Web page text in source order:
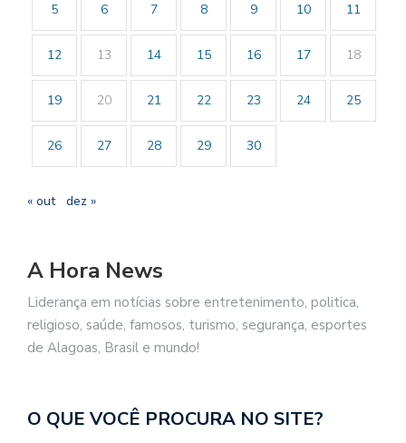
5 6 7 8 9 10 11
12 13 14 15 16 17 18
19 20 21 22 23 24 25
26 27 28 29 30
« out dez »
A Hora News
Liderança em notícias sobre entretenimento, politica,
religioso, saúde, famosos, turismo, segurança, esportes
de Alagoas, Brasil e mundo!
O QUE VOCÊ PROCURA NO SITE?